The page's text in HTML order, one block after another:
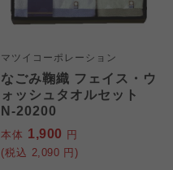
マツイコーポレーション
なごみ鞠織 フェイス・ウ
ォッシュタオルセット
N-20200
本体 1,900 円
(税込 2,090 円)